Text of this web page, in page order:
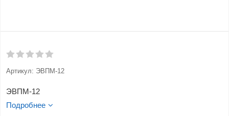
Артикул: ЭВПМ-12
ЭВПМ-12
Подробнее